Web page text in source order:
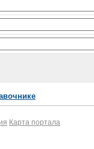
Карта портала